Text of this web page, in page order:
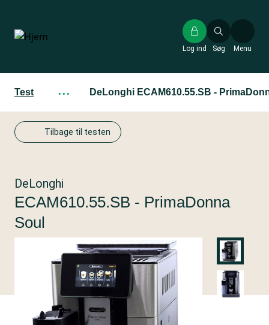
hovedindhold
Søg
Log ind Menu
Test ··· DeLonghi ECAM610.55.SB -
Tilbage til testen
DeLonghi
ECAM610.55.SB - PrimaDonna
Soul